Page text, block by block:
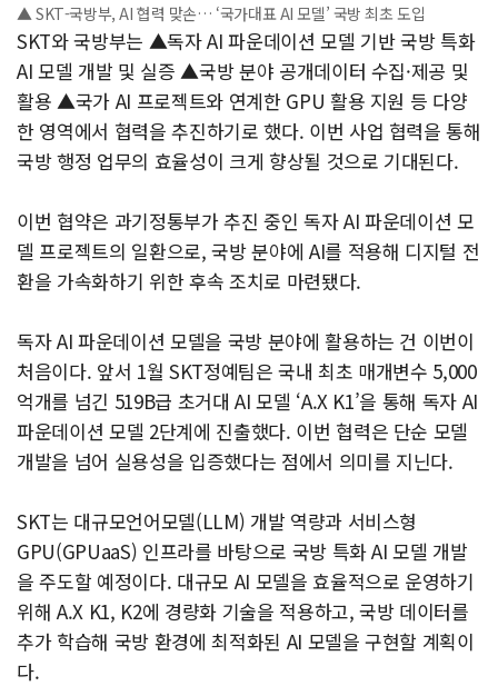
▲ SKT-국방부, AI 협력 맞손… ‘국가대표 AI 모델’ 국방 최초 도입
SKT와 국방부는 ▲독자 AI 파운데이션 모델 기반 국방 특화
AI 모델 개발 및 실증 ▲국방 분야 공개데이터 수집·제공 및
활용 ▲국가 AI 프로젝트와 연계한 GPU 활용 지원 등 다양
한 영역에서 협력을 추진하기로 했다. 이번 사업 협력을 통해
국방 행정 업무의 효율성이 크게 향상될 것으로 기대된다.
이번 협약은 과기정통부가 추진 중인 독자 AI 파운데이션 모
델 프로젝트의 일환으로, 국방 분야에 AI를 적용해 디지털 전
환을 가속화하기 위한 후속 조치로 마련됐다.
독자 AI 파운데이션 모델을 국방 분야에 활용하는 건 이번이
처음이다. 앞서 1월 SKT정예팀은 국내 최초 매개변수 5,000
억개를 넘긴 519B급 초거대 AI 모델 ‘A.X K1’을 통해 독자 AI
파운데이션 모델 2단계에 진출했다. 이번 협력은 단순 모델
개발을 넘어 실용성을 입증했다는 점에서 의미를 지닌다.
SKT는 대규모언어모델(LLM) 개발 역량과 서비스형
GPU(GPUaaS) 인프라를 바탕으로 국방 특화 AI 모델 개발
을 주도할 예정이다. 대규모 AI 모델을 효율적으로 운영하기
위해 A.X K1, K2에 경량화 기술을 적용하고, 국방 데이터를
추가 학습해 국방 환경에 최적화된 AI 모델을 구현할 계획이
다.